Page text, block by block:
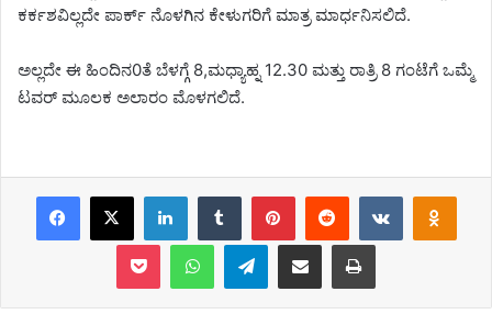
ಕರ್ಕಶವಿಲ್ಲದೇ ಪಾರ್ಕ್ ನೊಳಗಿನ ಕೇಳುಗರಿಗೆ ಮಾತ್ರ ಮಾರ್ಧನಿಸಲಿದೆ.
ಅಲ್ಲದೇ ಈ ಹಿಂದಿನ0ತೆ ಬೆಳಗ್ಗೆ 8,ಮಧ್ಯಾಹ್ನ 12.30 ಮತ್ತು ರಾತ್ರಿ 8 ಗಂಟೆಗೆ ಒಮ್ಮೆ
ಟವರ್ ಮೂಲಕ ಅಲಾರಂ ಮೊಳಗಲಿದೆ.
Facebook X LinkedIn Tumblr Pinterest Reddit VKontakte Odnoklassniki
Pocket WhatsApp Telegram Share via Email Print